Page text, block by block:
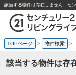
該当する物件は存在しません｜セ
TOPページ > 物件検索 >-
該当する物件は存